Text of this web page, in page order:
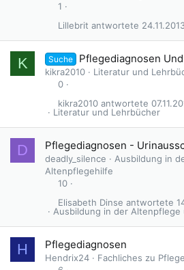
1
Lillebrit
K Suche Pflegediagnosen
kikra2010
Literatur und
0
Literatur und Lehrbücher
kikra2010
D Pflegediagnosen -
deadly_silence
Ausbildung in
Altenpflegehilfe
10
Ausbildung in der
Elisabeth Dinse
H Pflegediagnosen
Hendrix24
Fachliches zu